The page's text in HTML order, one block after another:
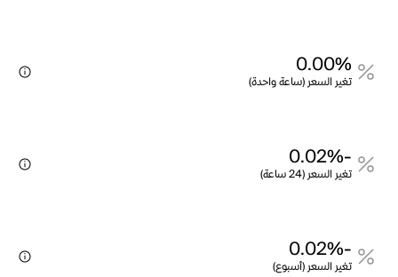
0.00%
تغير السعر (ساعة واحدة)
-0.02%
تغير السعر (24 ساعة)
-0.02%
تغير السعر (أسبوع)